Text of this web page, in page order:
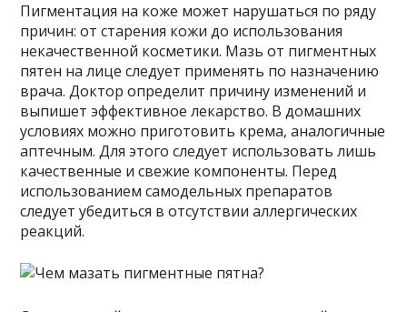
Пигментация на коже может нарушаться по ряду
причин: от старения кожи до использования
некачественной косметики. Мазь от пигментных
пятен на лице следует применять по назначению
врача. Доктор определит причину изменений и
выпишет эффективное лекарство. В домашних
условиях можно приготовить крема, аналогичные
аптечным. Для этого следует использовать лишь
качественные и свежие компоненты. Перед
использованием самодельных препаратов
следует убедиться в отсутствии аллергических
реакций.